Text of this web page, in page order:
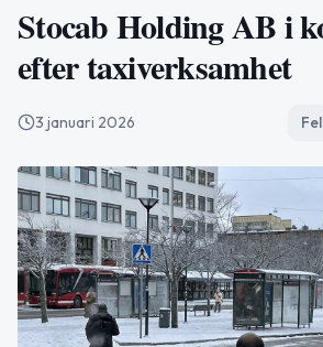
Stocab Holding AB i
efter taxiverksamhet
3 januari 2026